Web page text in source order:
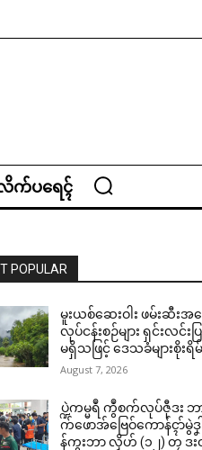
က်ပရေၚ်
POPULAR
မူးယစ်ဆေးဝါး ဖမ်းဆီးအ
လုပ်ငန်းစဉ်များ ရှင်းလင်း
မရှိသဖြင့် ဒေသခံများစိုးရိမ်
August 7, 2026
ပ္ဍဲကမ္မရဳ ကွဳစက်လုပ်ဇီုဒး ဘ
က်ဖောအ်ဗြေဝ်ကောန်ၚာ်မွဲ
န်ကွးဘာ လၟိဟ် (၁၂) တၠ ဒး